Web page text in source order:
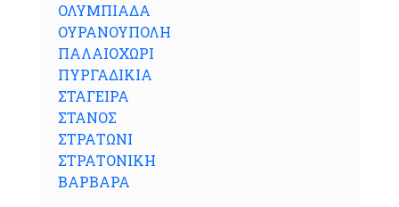
ΟΛΥΜΠΙΑΔΑ
ΟΥΡΑΝΟΥΠΟΛΗ
ΠΑΛΑΙΟΧΩΡΙ
ΠΥΡΓΑΔΙΚΙΑ
ΣΤΑΓΕΙΡΑ
ΣΤΑΝΟΣ
ΣΤΡΑΤΩΝΙ
ΣΤΡΑΤΟΝΙΚΗ
ΒΑΡΒΑΡΑ